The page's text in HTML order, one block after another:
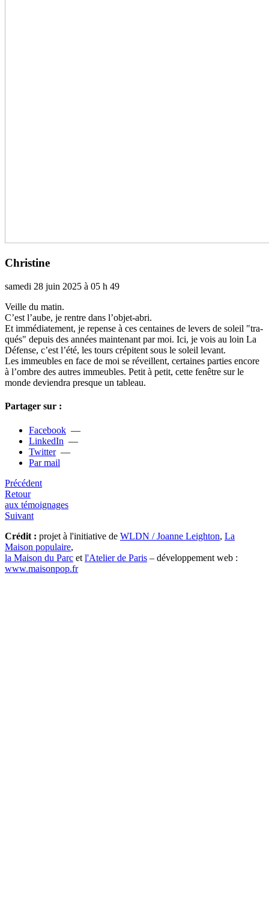
Christine
samedi 28 juin 2025 à 05 h 49
Veille du matin.
C’est l’aube, je rentre dans l’objet-abri.
Et immé­dia­te­ment, je repense à ces cen­tai­nes de levers de soleil "tra­
qués" depuis des années main­te­nant par moi. Ici, je vois au loin La
Défense, c’est l’été, les tours cré­pi­tent sous le soleil levant.
Les immeu­bles en face de moi se réveillent, cer­tai­nes par­ties encore
à l’ombre des autres immeu­bles. Petit à petit, cette fenê­tre sur le
monde devien­dra pres­que un tableau.
Partager sur :
Facebook —
LinkedIn —
Twitter—
Par mail
Précédent
Retour
aux témoignages
Suivant
Crédit : projet à l'initiative de WLDN / Joanne Leighton, La
Maison populaire,
la Maison du Parc et l'Atelier de Paris – développement web :
www.maisonpop.fr